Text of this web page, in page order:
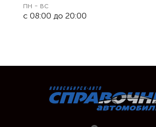
пн - вс
с 08:00 до 20:00